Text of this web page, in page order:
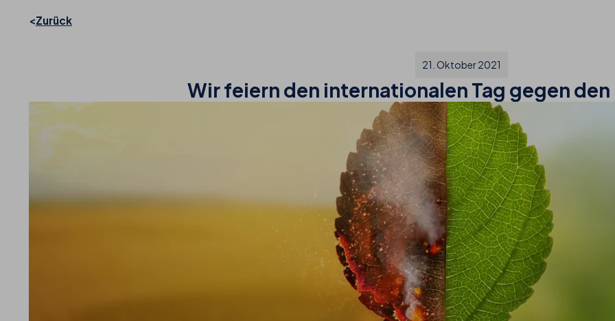
Zurück
21. Oktober 2021
Wir feiern den internationalen Tag gegen